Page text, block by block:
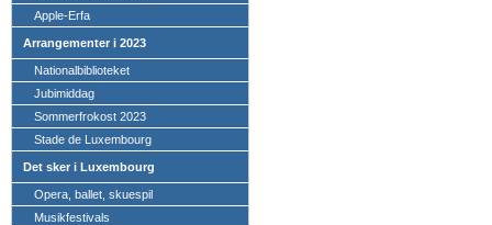
Apple-Erfa
Arrangementer i 2023
Nationalbiblioteket
Jubimiddag
Sommerfrokost 2023
Stade de Luxembourg
Det sker i Luxembourg
Opera, ballet, skuespil
Musikfestivals